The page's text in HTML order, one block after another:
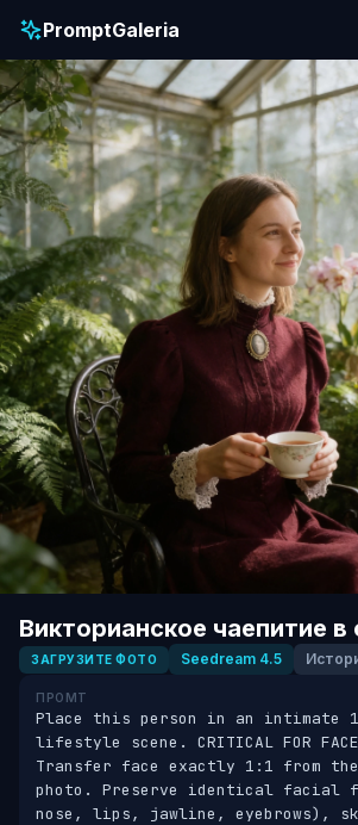
PromptGaleria
Викторианское чаепитие
ЗАГРУЗИТЕ ФОТО Seedream 4.5
ПРОМТ
Place this person in an intimate
lifestyle scene. CRITICAL FOR FACE
Transfer face exactly 1:1 from the
photo. Preserve identical facial
nose, lips, jawline, eyebrows),